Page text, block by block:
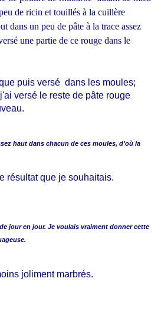
de ricin et touillés à la cuillère
dans un peu de pâte à la trace assez
une partie de ce rouge dans le
puis versé dans les moules;
versé le reste de pâte rouge
haut dans chacun de ces moules, d'où la
résultat que je souhaitais.
jour en jour. Je voulais vraiment donner cette
joliment marbrés.